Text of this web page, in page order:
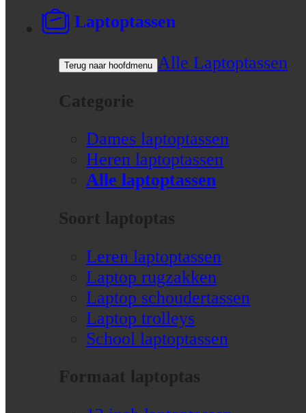
Laptoptassen
Terug naar hoofdmenu Alle Laptoptassen
Categorie
Dames laptoptassen
Heren laptoptassen
Alle laptoptassen
Soort laptoptas
Leren laptoptassen
Laptop rugzakken
Laptop schoudertassen
Laptop trolleys
School laptoptassen
Formaat laptoptas